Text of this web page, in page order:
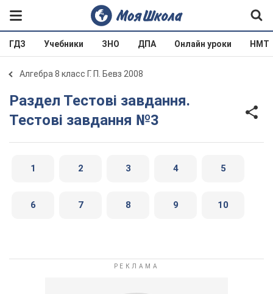
ГДЗ Учебники ЗНО ДПА Онлайн уроки НМТ
Алгебра 8 класс Г. П. Бевз 2008
Раздел Тестові завдання.
Тестові завдання №3
1 2 3 4 5
6 7 8 9 10